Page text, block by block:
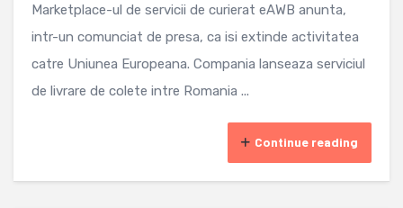
Marketplace-ul de servicii de curierat eAWB anunta,
intr-un comunciat de presa, ca isi extinde activitatea
catre Uniunea Europeana. Compania lanseaza serviciul
de livrare de colete intre Romania ...
Continue reading